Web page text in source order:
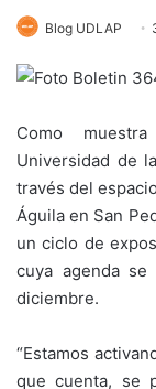
Blog UDLAP
Como
Universidad de
través del
Águila en San
un ciclo de
cuya agenda
diciembre.
“Estamos
que cuenta, se